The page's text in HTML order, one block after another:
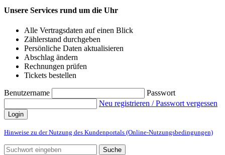
Unsere Services rund um die Uhr
Alle Vertragsdaten auf einen Blick
Zählerstand durchgeben
Persönliche Daten aktualisieren
Abschlag ändern
Rechnungen prüfen
Tickets bestellen
Benutzername
Passwort
Neu registrieren / Passwort vergessen
Login
Hinweise zu der Nutzung des Kundenportals (Online-Nutzungsbedingungen)
Suche